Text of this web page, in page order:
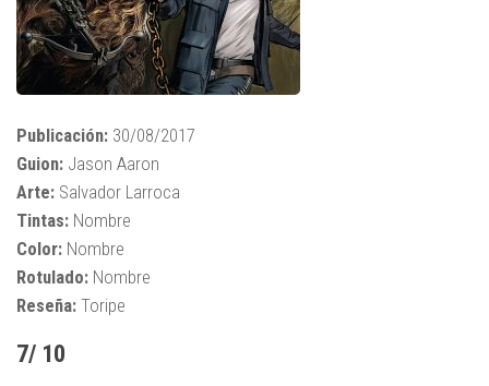
Publicación: 30/08/2017
Guion: Jason Aaron
Arte: Salvador Larroca
Tintas: Nombre
Color: Nombre
Rotulado: Nombre
Reseña: Toripe
7/ 10